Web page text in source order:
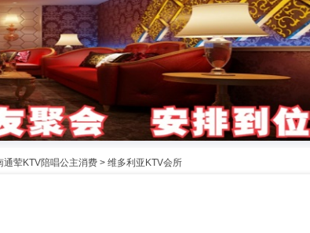
通荤KTV陪唱公主消费 > 维多利亚KTV会所